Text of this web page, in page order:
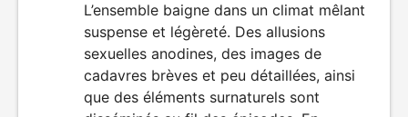
L’ensemble baigne dans un climat mêlant
suspense et légèreté. Des allusions
sexuelles anodines, des images de
cadavres brèves et peu détaillées, ainsi
que des éléments surnaturels sont